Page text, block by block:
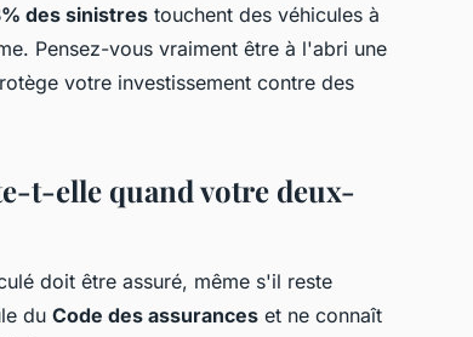
des sinistres touchent des véhicules à
Pensez-vous vraiment être à l'abri une
votre investissement contre des
t-elle quand votre deux-
doit être assuré, même s'il reste
du Code des assurances et ne connaît